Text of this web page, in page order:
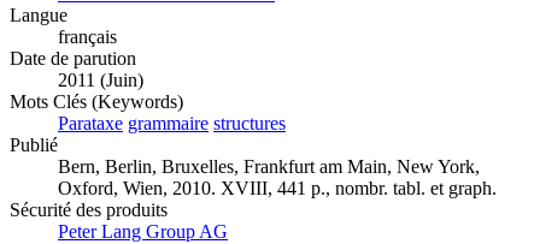
Langue
français
Date de parution
2011 (Juin)
Mots Clés (Keywords)
Parataxe grammaire structures
Publié
Bern, Berlin, Bruxelles, Frankfurt am Main, New York,
Oxford, Wien, 2010. XVIII, 441 p., nombr. tabl. et graph.
Sécurité des produits
Peter Lang Group AG